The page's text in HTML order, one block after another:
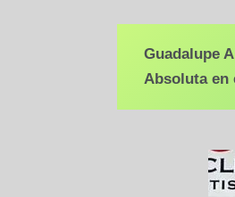
Guadalupe
Absoluta en